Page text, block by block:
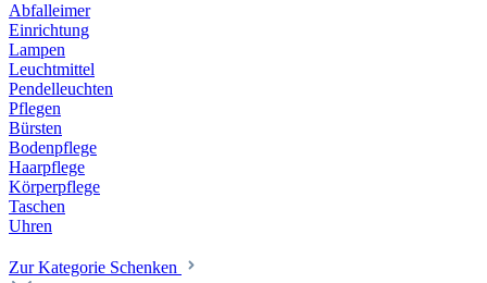
Abfalleimer
Einrichtung
Lampen
Leuchtmittel
Pendelleuchten
Pflegen
Bürsten
Bodenpflege
Haarpflege
Körperpflege
Taschen
Uhren
Zur Kategorie Schenken